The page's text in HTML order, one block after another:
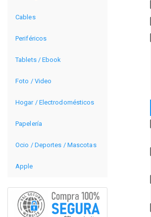
Cables
Periféricos
Tablets / Ebook
Foto / Video
Hogar / Electrodomésticos
Papelería
Ocio / Deportes / Mascotas
Apple